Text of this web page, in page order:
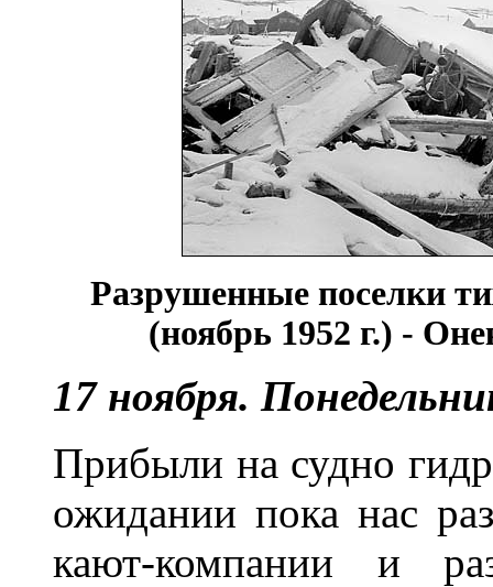
Разрушенные поселки
(ноябрь 1952 г.) -
17 ноября.
Прибыли на судно
ожидании пока нас
кают-компании и